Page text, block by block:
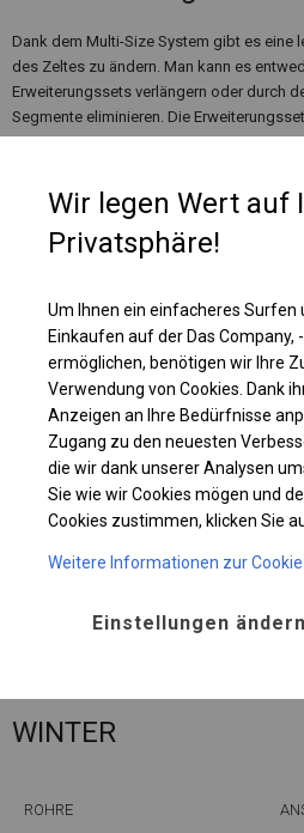
Dank dem Multi-Size System gibt es eine
des Zeltes zu ändern. Man kann es
Erweiterungssets verlängern oder durch
Segmente eliminieren. Die
Einzelheiten
Plane
WINTER
ROHRE
Wir legen Wert auf
Privatsphäre!
Um Ihnen ein einfacheres Surfen
Einkaufen auf der Das Company,
ermöglichen, benötigen wir Ihre
Verwendung von Cookies. Dank
Anzeigen an Ihre Bedürfnisse
Zugang zu den neuesten
die wir dank unserer Analysen
Sie wie wir Cookies mögen und
Cookies zustimmen, klicken Sie
Weitere Informationen zur
Einstellungen ändern